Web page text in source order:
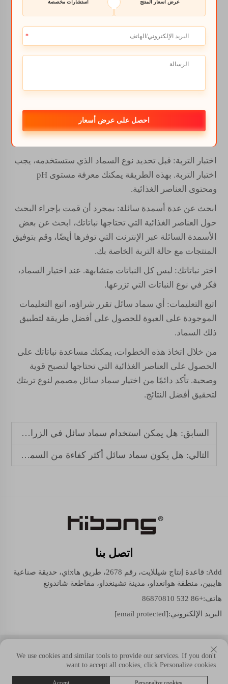
اختيار سماد مناسب
بمجرد أن تحدد نوع التربة التي تمتلكها وما هي العناصر
الغذائية التي تحتاجها نباتاتك، حان الوقت لاختيار النوع
المناسب منالأسمدة السائلة للنباتات. ابحث عن سماد
كيفية اختيار أفضل سماد سائل
اتبع هذه الخطوات لإيجاد الأفضلسائلالأسمدة للتربة
الخاصة بك:
اختبار التربة: قبل تحديد نوع السماد الذي ستستخدمه، يجب
اختبار التربة. بهذه الطريقة يمكنك معرفة مستوى pH
ومحتوى العناصر الغذائية.
ابحث عن عدة أسمدة سائلة: بمجرد أن قمت بإجراء البحث
حول العناصر الغذائية التي تحتاجها نباتاتك، ابحث عن بعض
الأسمدة السائلة عبر الإنترنت التي توفرها أيضًا، وقم بتوفيق
المنتجات مع حالة التربة الخاصة بك.
اختر نباتاتك: ليس كل النباتات متشابهة. عند اختيار السماد،
فكر في نوع النباتات التي تزرعها.
اتبع التعليمات: أي سماد سائل تقرر شراؤه، اتبع التعليمات
الموجودة على العبوة للحصول على أفضل طريقة لتطبيق
ذلك السماد.
من خلال اتخاذ هذه الخطوات، يمكنك مساعدة نباتاتك على
الحصول على العناصر الغذائية التي تحتاجها لتصبح قوية
وصحية. تأكد دائمًا من اختيار سماد سائل مصمم لنوع تربتك
لتحقيق أفضل النتائج.
السابق: هل يمكن استخدام سماد سائل في الزراعة العضوية؟
التالي: هل يكون سماد سائل أكثر كفاءة من السماد الصلب؟
اتصل بنا
Add: قاعدة إنتاج شيللايت، رقم 2678، طريق هاixي، حديقة صناعية
هايبين، منطقة هوانغداو، مدينة تشينغداو، مقاطعة شاندونغ
هاتف:+86 532 86870810
البريد الإلكتروني:[email protected]
حقوق النسخ © شيللايت (مجموعة شاندونغ) المحدودة. جميع الحقوق
محفوظة.
عرض أسعار المنتج استشارات مخصصة
احصل على عرض أسعار
We use cookies and similar tools to provide our services. If you don't
want to accept all cookies, click Personalize cookies.